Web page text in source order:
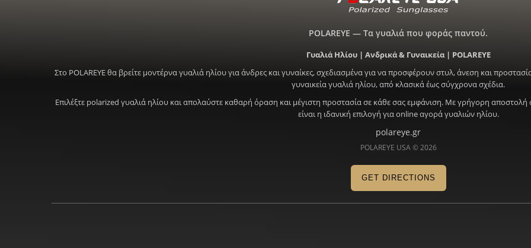
POLAREYE — Τα γυαλιά που φοράς παντού.
Γυαλιά Ηλίου | Ανδρικά & Γυναικεία | POLAREYE
Στο POLAREYE θα βρείτε μοντέρνα γυαλιά ηλίου για άνδρες και γυναίκες, σχεδιασμένα για να προσφέρουν στυλ, άνεση και
γυναικεία γυαλιά ηλίου, από κλασικά έως σύγχρονα σχέδια.
Επιλέξτε polarized γυαλιά ηλίου και απολαύστε καθαρή όραση και μέγιστη προστασία σε κάθε σας εμφάνιση. Με γρήγορη αποστολή
είναι η ιδανική επιλογή για online αγορά γυαλιών ηλίου.
polareye.gr
POLAREYE USA © 2026
GET DIRECTIONS